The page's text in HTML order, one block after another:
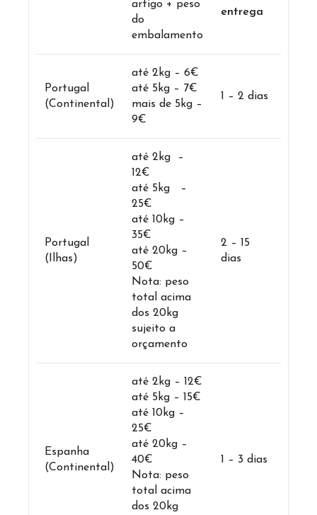
artigo + peso
do
embalamento
entrega
Portugal
(Continental)
até 2kg – 6€
até 5kg – 7€
mais de 5kg –
9€
1 – 2 dias
Portugal
(Ilhas)
até 2kg –
12€
até 5kg –
25€
até 10kg –
35€
até 20kg –
50€
Nota: peso
total acima
dos 20kg
sujeito a
orçamento
2 – 15
dias
Espanha
(Continental)
até 2kg – 12€
até 5kg – 15€
até 10kg –
25€
até 20kg –
40€
Nota: peso
total acima
dos 20kg
1 – 3 dias